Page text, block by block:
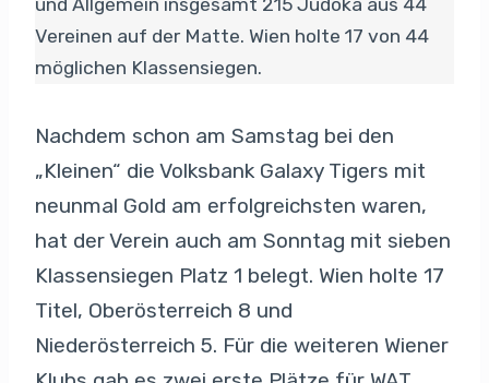
Vereinen auf der Matte. Wien holte 17 von 44
möglichen Klassensiegen.
Nachdem schon am Samstag bei den
„Kleinen“ die Volksbank Galaxy Tigers mit
neunmal Gold am erfolgreichsten waren,
hat der Verein auch am Sonntag mit sieben
Klassensiegen Platz 1 belegt. Wien holte 17
Titel, Oberösterreich 8 und
Niederösterreich 5. Für die weiteren Wiener